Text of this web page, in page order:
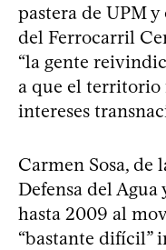
pastera de UPM
del Ferrocarril
“la gente
a que el territorio
intereses
Carmen Sosa, de
Defensa del
hasta 2009 al
“bastante difícil”